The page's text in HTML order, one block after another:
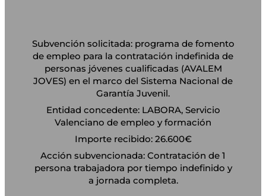
Subvención solicitada: programa de fomento
de empleo para la contratación indefinida de
personas jóvenes cualificadas (AVALEM
JOVES) en el marco del Sistema Nacional de
Garantía Juvenil.
Entidad concedente: LABORA, Servicio
Valenciano de empleo y formación
Importe recibido: 26.600€
Acción subvencionada: Contratación de 1
persona trabajadora por tiempo indefinido y
a jornada completa.